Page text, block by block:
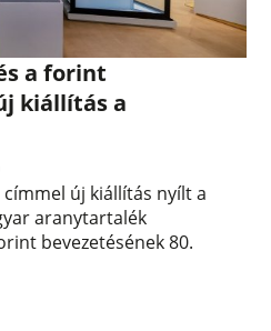
a forint
kiállítás a
új kiállítás nyílt a
aranytartalék
bevezetésének 80.